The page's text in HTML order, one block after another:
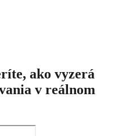
ako vyzerá
v reálnom